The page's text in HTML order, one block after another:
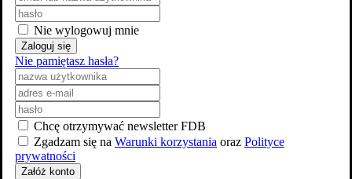
Nie wylogowuj mnie
Zaloguj się
Nie pamiętasz hasła?
Chcę otrzymywać newsletter FDB
Zgadzam się na Warunki korzystania oraz Polityce
prywatności
Załóż konto